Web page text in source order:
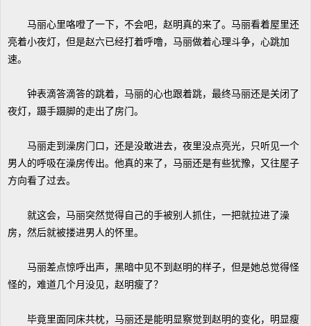
马丽心里咯噔了一下，不会吧，赵明真的来了。马丽看着屋里还
亮着小夜灯，但是赵六已经打着呼噜，马丽做着心理斗争，心跳加
速。
钟表滴答滴答的跳着，马丽的心也跟着跳，最终马丽还是关闭了
夜灯，蹑手蹑脚的走出了房门。
马丽走到澡房门口，还是没敢进去，夜里没点亮光，只听见一个
男人的呼吸在澡房传出。他真的来了，马丽还是有些犹豫，又往屋子
方向看了过去。
就这会，马丽突然觉得自己的手被别人抓住，一把就拉进了澡
房，然后就被搂进男人的怀里。
马丽差点惊呼出声，黑暗中见不到赵明的样子，但是她总觉得怪
怪的，难道几个月没见，赵明瘦了？
毕竟里面同床共枕，马丽还是能明显察觉到赵明的变化，明显瘦